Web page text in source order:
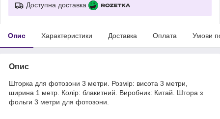
Доступна доставка
Опис Характеристики Доставка Оплата Умови
Опис
Шторка для фотозони 3 метри. Розмір: висота 3 метри,
ширина 1 метр. Колір: блакитний. Виробник: Китай. Штора з
фольги 3 метри для фотозони.